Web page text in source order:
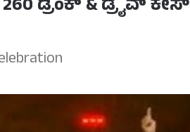
ಡ್ರಿಂಕ್ & ಡ್ರೈವ್ ಕೇಸ್